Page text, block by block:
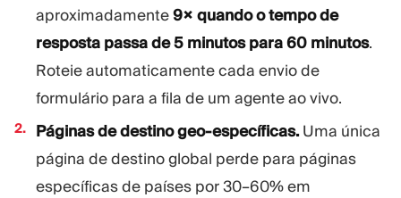
aproximadamente9× quando o tempo de
resposta passa de 5 minutos para 60 minutos.
Roteie automaticamente cada envio de
formulário para a fila de um agente ao vivo.
Páginas de destino geo-específicas.Uma única
página de destino global perde para páginas
específicas de países por 30–60% em